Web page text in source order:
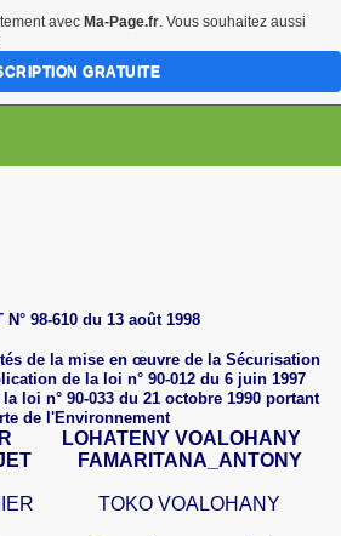
N° 98-610 du 13 août 1998
de la mise en œuvre de la Sécurisation
de la loi n° 90-012 du 6 juin 1997
loi n° 90-033 du 21 octobre 1990 portant
de l'Environnement
LOHATENY VOALOHANY
FAMARITANA_ANTONY
TOKO VOALOHANY
avec Ma-Page.fr. Vous souhaitez aussi
GRATUITE